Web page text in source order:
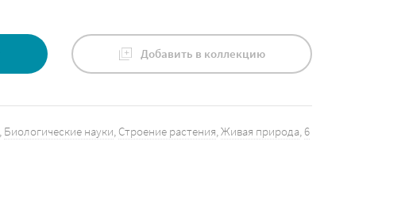
Добавить в коллекцию
Биологические науки Строение растения Живая природа 6